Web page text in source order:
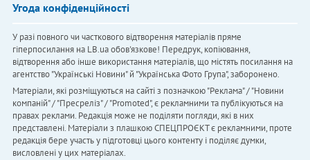
Угода конфіденційності
У разі повного чи часткового відтворення матеріалів пряме
гіперпосилання на LB.ua обов'язкове! Передрук, копіювання,
відтворення або інше використання матеріалів, що містять посилання на
агентство "Українськi Новини" й "Українська Фото Група", заборонено.
Матеріали, які розміщуються на сайті з позначкою "Реклама" / "Новини
компаній" / "Пресреліз" / "Promoted", є рекламними та публікуються на
правах реклами. Редакція може не поділяти погляди, які в них
представлені. Матеріали з плашкою СПЕЦПРОЄКТ є рекламними, проте
редакція бере участь у підготовці цього контенту і поділяє думки,
висловлені у цих матеріалах.